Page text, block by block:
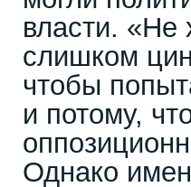
власти. «Не
слишком
чтобы
и потому,
Однако